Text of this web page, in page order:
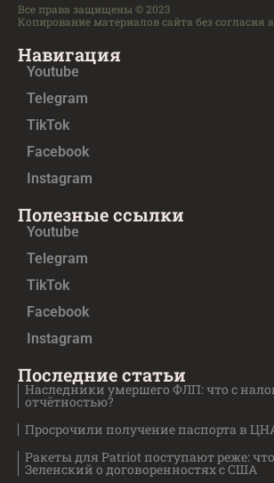
Все права защищены © 2023
Копирование материалов сайта без согласия
Навигация
Youtube
Telegram
TikTok
Facebook
Instagram
Полезные ссылки
Youtube
Telegram
TikTok
Facebook
Instagram
Последние статьи
Наследники умершего ФЛП: что с
отчётностью?
Просрочили получение паспорта в
Ракеты для Patriot поступают реже:
Зеленский о договоренностях с США